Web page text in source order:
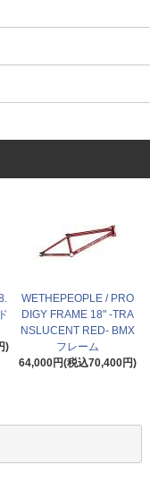
)
WETHEPEOPLE / PRO
DIGY FRAME 18" -TRA
NSLUCENT RED- BMX
フレーム
64,000円(税込70,400円)